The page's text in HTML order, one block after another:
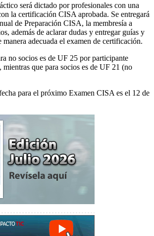
será dictado por profesionales con una
la certificación CISA aprobada. Se entregará
de Preparación CISA, la membresía a
además de aclarar dudas y entregar guías y
manera adecuada el examen de certificación.
no socios es de UF 25 por participante
que para socios es de UF 21 (no
para el próximo Examen CISA es el 12 de